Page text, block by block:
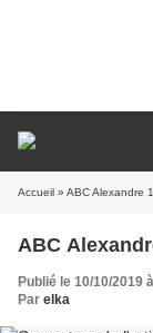
Accueil » ABC Alexandre
ABC
Publié le 10/10/2019
Par elka